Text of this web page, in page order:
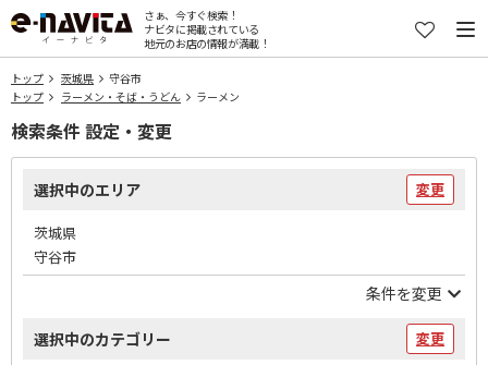
さぁ、今すぐ検索！
ナビタに掲載されている
地元のお店の情報が満載！
トップ 茨城県
守谷市
トップ
ラーメン・そば・うどん ラーメン
検索条件 設定・変更
選択中のエリア 変更
茨城県
守谷市
条件を変更
選択中のカテゴリー 変更